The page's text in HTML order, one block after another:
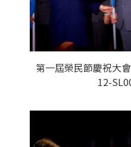
第一屆榮民節慶祝大
12-